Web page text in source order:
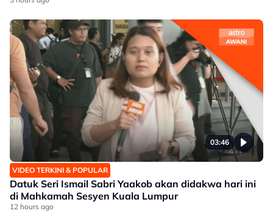
03:46
VIDEO TERKINI & POPULAR
Datuk Seri Ismail Sabri Yaakob akan didakwa hari ini
di Mahkamah Sesyen Kuala Lumpur
12 hours ago